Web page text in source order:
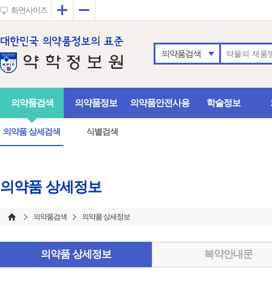
화면사이즈 확대
의약품검색
의약품검색
의약품 상세검색 식별검색
의약품정보 의약품안전사용 학술정보
의약품 상세정보
의약품검색 의약품 상세정보
의약품 상세정보 복약안내문